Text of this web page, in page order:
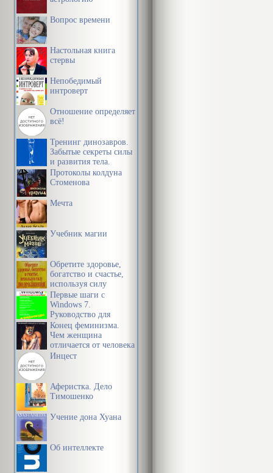
Вопрос времени
Настольная книга
стервы
Непобедимый
интроверт
Отношение определяет
всё!
Тренинг динозавров.
Забытые секреты силы
и развития тела.
Протоколы колдуна
Стоменова
Мечта
Учебник магии
Обретите здоровье,
богатство и счастье,
используя силу
подсознания
Первые шаги с
Windows 7.
Руководство для
начинающих
Конец феминизма.
Чем женщина
отличается от человека
Инцест
Аферистка. Дело
Тимошенко
Учение дона Хуана
Об интеллекте